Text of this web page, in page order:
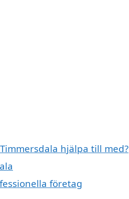
hjälpa till med?
företag